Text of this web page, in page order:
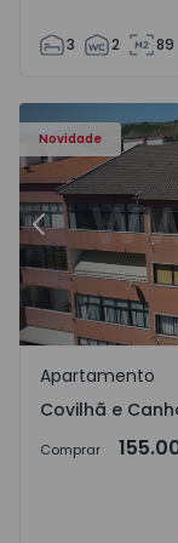
3 2 89
Novidade
- 18
Apartamento T2
Anterior
Covilhã e
Apartamento
Covilhã e
Comprar